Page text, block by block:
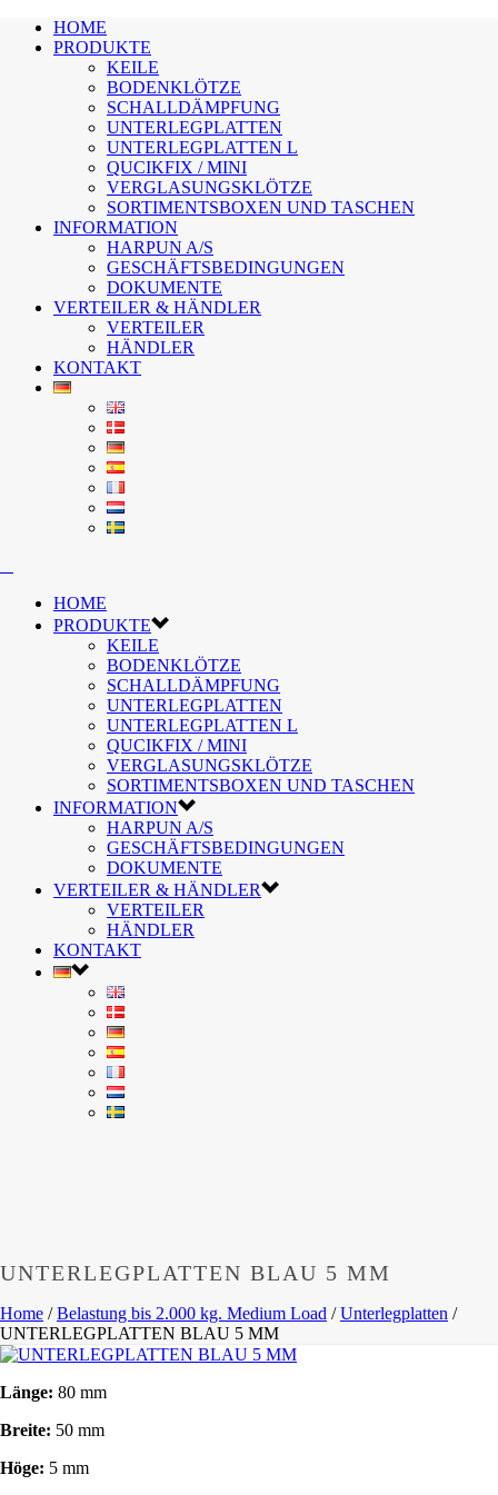
HOME
PRODUKTE
KEILE
BODENKLÖTZE
SCHALLDÄMPFUNG
UNTERLEGPLATTEN
UNTERLEGPLATTEN L
QUCIKFIX / MINI
VERGLASUNGSKLÖTZE
SORTIMENTSBOXEN UND TASCHEN
INFORMATION
HARPUN A/S
GESCHÄFTSBEDINGUNGEN
DOKUMENTE
VERTEILER & HÄNDLER
VERTEILER
HÄNDLER
KONTAKT
HOME
PRODUKTE
KEILE
BODENKLÖTZE
SCHALLDÄMPFUNG
UNTERLEGPLATTEN
UNTERLEGPLATTEN L
QUCIKFIX / MINI
VERGLASUNGSKLÖTZE
SORTIMENTSBOXEN UND TASCHEN
INFORMATION
HARPUN A/S
GESCHÄFTSBEDINGUNGEN
DOKUMENTE
VERTEILER & HÄNDLER
VERTEILER
HÄNDLER
KONTAKT
UNTERLEGPLATTEN BLAU 5 MM
Home /Belastung bis 2.000 kg. Medium Load /Unterlegplatten /
UNTERLEGPLATTEN BLAU 5 MM
Länge: 80 mm
Breite: 50 mm
Höge: 5 mm